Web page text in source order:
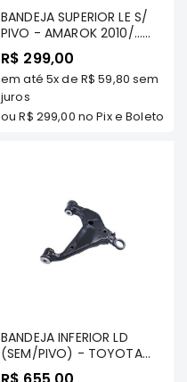
BANDEJA SUPERIOR LE S/
PIVO - AMAROK 2010/...
TDS MODELOS - COFAP
R$ 299,00
em até 5xde R$ 59,80 sem
juros
ouR$ 299,00 no Pix e Boleto
BANDEJA INFERIOR LD
(SEM/PIVO) - TOYOTA
HILUX / SW4 2005 A 2015 -